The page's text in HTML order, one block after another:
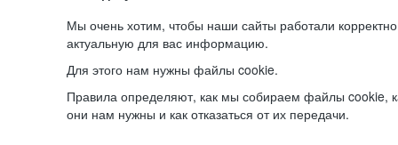
Мы очень хотим, чтобы наши сайты работали
актуальную для вас информацию.
Для этого нам нужны файлы cookie.
Правила определяют, как мы собираем файлы cookie,
они нам нужны и как отказаться от их передачи.